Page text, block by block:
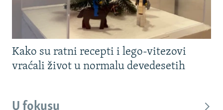
Kako su ratni recepti i lego-vitezovi
vraćali život u normalu devedesetih
U fokusu